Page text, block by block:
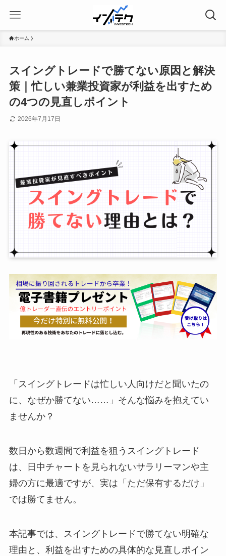
ホーム
スイングトレードで勝てない原因と解決
策｜忙しい兼業投資家が利益を出すため
の4つの見直しポイント
2026年7月17日
「スイングトレードは忙しい人向けだと聞いたの
に、なぜか勝てない……」そんな悩みを抱えてい
ませんか？
数日から数週間で利益を狙うスイングトレード
は、日中チャートを見られないサラリーマンや主
婦の方に最適ですが、 実は「ただ保有するだけ」
では勝てません。
本記事では、スイングトレードで勝てない明確な
理由と、利益を出すための具体的な見直しポイン